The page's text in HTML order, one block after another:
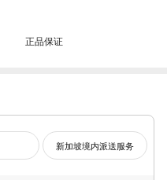
正品保证
新加坡境内派送服务